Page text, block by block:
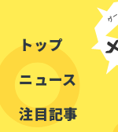
トップ
ニュース
注目記事